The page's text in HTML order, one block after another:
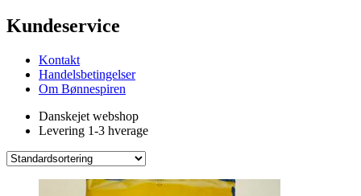
Kundeservice
Kontakt
Handelsbetingelser
Om Bønnespiren
Danskejet webshop
Levering 1-3 hverage